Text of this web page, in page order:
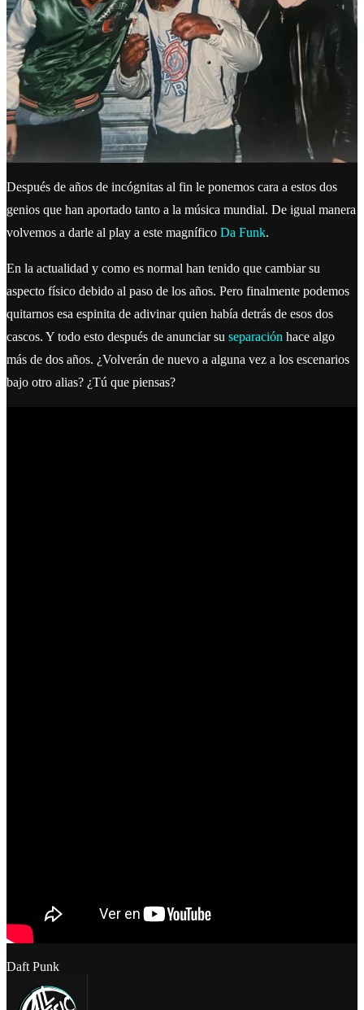
Después de años de incógnitas al fin le ponemos cara a estos dos
genios que han aportado tanto a la música mundial. De igual manera
volvemos a darle al play a este magnífico Da Funk.
En la actualidad y como es normal han tenido que cambiar su
aspecto físico debido al paso de los años. Pero finalmente podemos
quitarnos esa espinita de adivinar quien había detrás de esos dos
cascos. Y todo esto después de anunciar su separación hace algo
más de dos años. ¿Volverán de nuevo a alguna vez a los escenarios
bajo otro alias? ¿Tú que piensas?
Daft Punk